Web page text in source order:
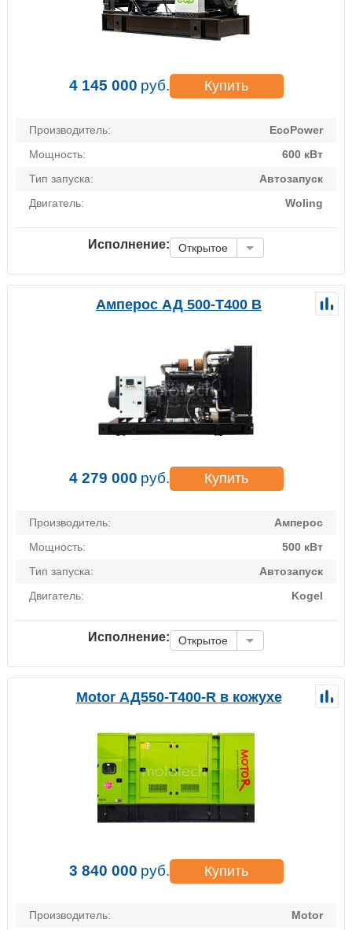
4 145 000 руб. Купить
Производитель:
EcoPower
Мощность:
600 кВт
Тип запуска:
Автозапуск
Двигатель:
Woling
Исполнение: Открытое
Амперос АД 500-Т400 B
4 279 000 руб. Купить
Производитель:
Амперос
Мощность:
500 кВт
Тип запуска:
Автозапуск
Двигатель:
Kogel
Исполнение: Открытое
Motor АД550-Т400-R в кожухе
3 840 000 руб. Купить
Производитель:
Motor